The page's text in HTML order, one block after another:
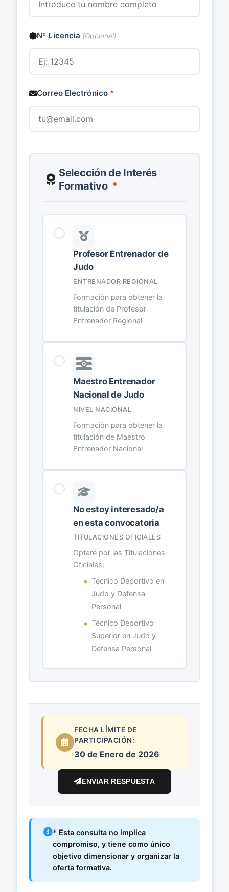
Nº Licencia (Opcional)
Correo Electrónico *
Selección de Interés
Formativo *
Profesor Entrenador de
Judo
ENTRENADOR REGIONAL
Formación para obtener la
titulación de Profesor
Entrenador Regional
Maestro Entrenador
Nacional de Judo
NIVEL NACIONAL
Formación para obtener la
titulación de Maestro
Entrenador Nacional
No estoy interesado/a
en esta convocatoria
TITULACIONES OFICIALES
Optaré por las Titulaciones
Oficiales:
Técnico Deportivo en
Judo y Defensa
Personal
Técnico Deportivo
Superior en Judo y
Defensa Personal
FECHA LÍMITE DE
PARTICIPACIÓN:
30 de Enero de 2026
ENVIAR RESPUESTA
* Esta consulta no implica
compromiso, y tiene como único
objetivo dimensionar y organizar la
oferta formativa.